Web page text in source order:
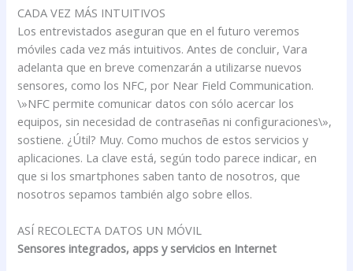
CADA VEZ MÁS INTUITIVOS
Los entrevistados aseguran que en el futuro veremos
móviles cada vez más intuitivos. Antes de concluir, Vara
adelanta que en breve comenzarán a utilizarse nuevos
sensores, como los NFC, por Near Field Communication.
\»NFC permite comunicar datos con sólo acercar los
equipos, sin necesidad de contraseñas ni configuraciones\»,
sostiene. ¿Útil? Muy. Como muchos de estos servicios y
aplicaciones. La clave está, según todo parece indicar, en
que si los smartphones saben tanto de nosotros, que
nosotros sepamos también algo sobre ellos.
ASÍ RECOLECTA DATOS UN MÓVIL
Sensores integrados, apps y servicios en Internet